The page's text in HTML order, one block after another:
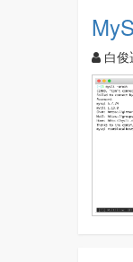
白俊